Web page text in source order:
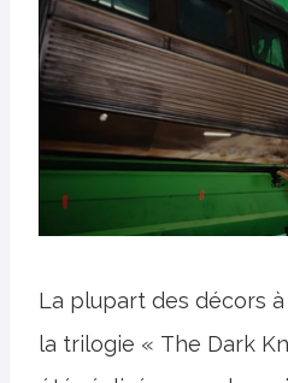
La plupart des décors
la trilogie « The Dark